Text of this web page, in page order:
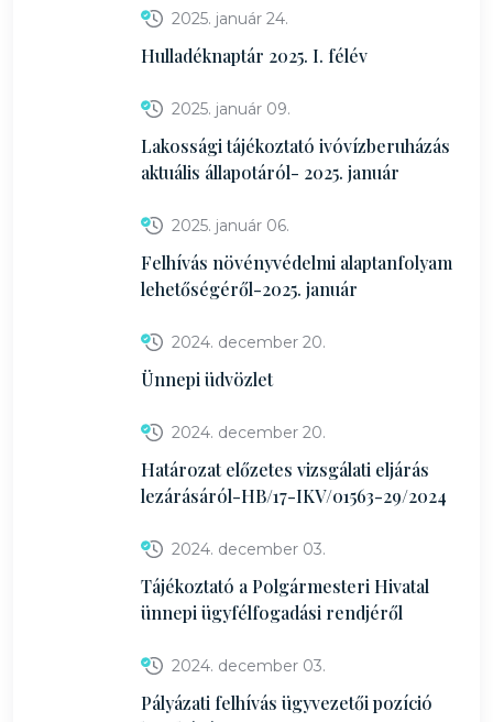
2025. január 24.
Hulladéknaptár 2025. I. félév
2025. január 09.
Lakossági tájékoztató ivóvízberuházás
aktuális állapotáról- 2025. január
2025. január 06.
Felhívás növényvédelmi alaptanfolyam
lehetőségéről-2025. január
2024. december 20.
Ünnepi üdvözlet
2024. december 20.
Határozat előzetes vizsgálati eljárás
lezárásáról-HB/17-IKV/01563-29/2024
2024. december 03.
Tájékoztató a Polgármesteri Hivatal
ünnepi ügyfélfogadási rendjéről
2024. december 03.
Pályázati felhívás ügyvezetői pozíció